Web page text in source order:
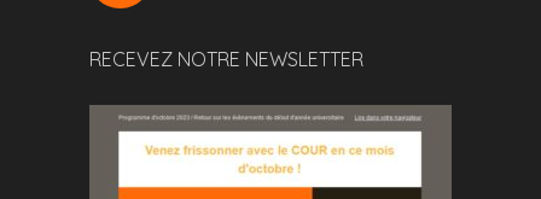
RECEVEZ NOTRE NEWSLETTER